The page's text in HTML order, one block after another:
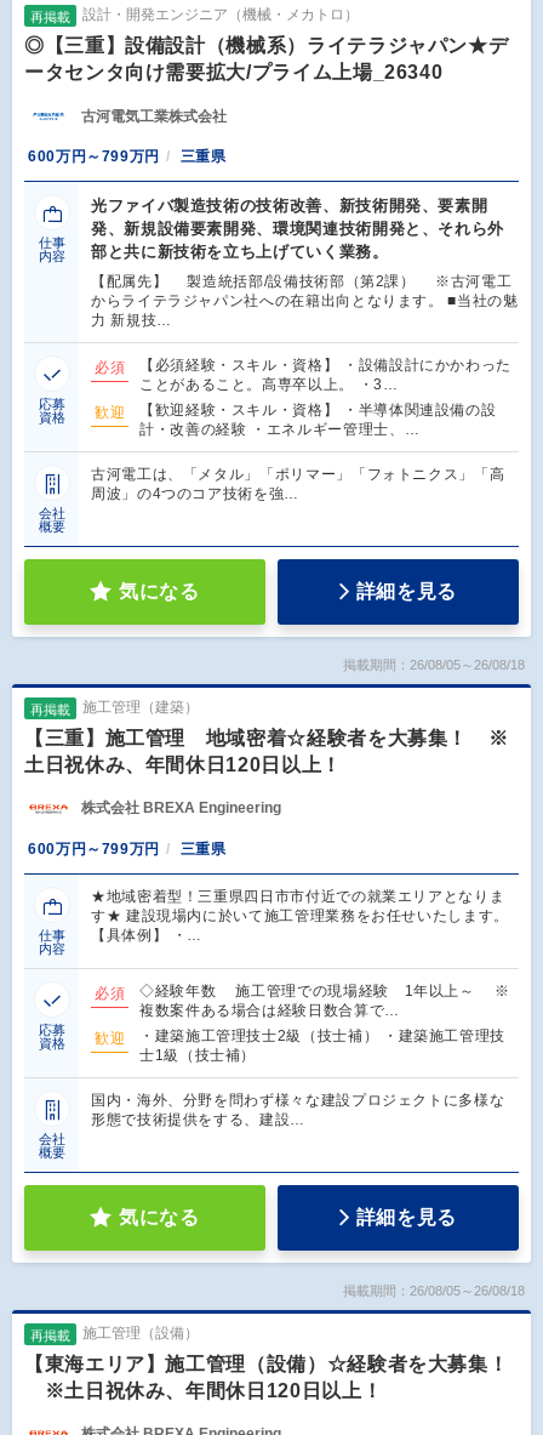
再掲載 設計・開発エンジニア（機械・メカトロ）
◎【三重】設備設計（機械系）ライテラジャパン★デ
ータセンタ向け需要拡大/プライム上場_26340
古河電気工業株式会社
600万円～799万円 三重県
仕事
内容
光ファイバ製造技術の技術改善、新技術開発、要素開
発、新規設備要素開発、環境関連技術開発と、それら外
部と共に新技術を立ち上げていく業務。
【配属先】 製造統括部/設備技術部（第2課） ※古河電工
からライテラジャパン社への在籍出向となります。 ■当社の魅
力 新規技…
応募
資格
必須
【必須経験・スキル・資格】 ・設備設計にかかわった
ことがあること。高専卒以上。 ・3…
歓迎
【歓迎経験・スキル・資格】 ・半導体関連設備の設
計・改善の経験 ・エネルギー管理士、…
会社
概要
古河電工は、「メタル」「ポリマー」「フォトニクス」「高
周波」の4つのコア技術を強…
気になる 詳細を見る
掲載期間：26/08/05～26/08/18
再掲載 施工管理（建築）
【三重】施工管理 地域密着☆経験者を大募集！ ※
土日祝休み、年間休日120日以上！
株式会社 BREXA Engineering
600万円～799万円 三重県
仕事
内容
★地域密着型！三重県四日市市付近での就業エリアとなりま
す★ 建設現場内に於いて施工管理業務をお任せいたします。
【具体例】 ・…
応募
資格
必須
◇経験年数 施工管理での現場経験 1年以上～ ※
複数案件ある場合は経験日数合算で…
歓迎
・建築施工管理技士2級（技士補） ・建築施工管理技
士1級（技士補）
会社
概要
国内・海外、分野を問わず様々な建設プロジェクトに多様な
形態で技術提供をする、建設…
気になる 詳細を見る
掲載期間：26/08/05～26/08/18
再掲載 施工管理（設備）
【東海エリア】施工管理（設備）☆経験者を大募集！
※土日祝休み、年間休日120日以上！